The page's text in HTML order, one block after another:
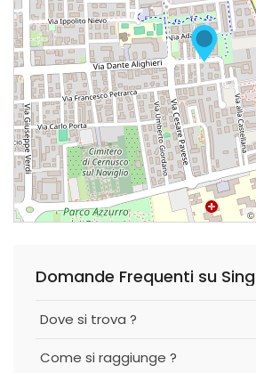
©
Dove si trova ?
Come si raggiunge ?